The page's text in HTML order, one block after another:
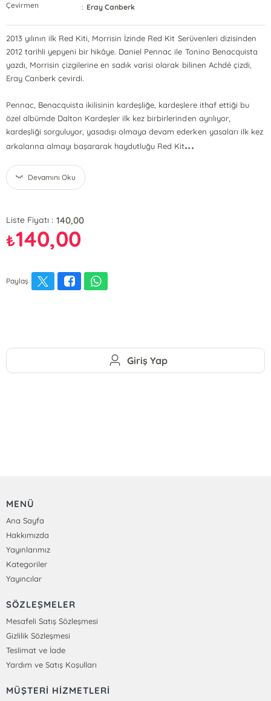
Çevirmen : Eray Canberk
2013 yılının ilk Red Kiti, Morrisin İzinde Red Kit Serüvenleri dizisinden
2012 tarihli yepyeni bir hikâye. Daniel Pennac ile Tonino Benacquista
yazdı, Morrisin çizgilerine en sadık varisi olarak bilinen Achdé çizdi,
Eray Canberk çevirdi.
Pennac, Benacquista ikilisinin kardeşliğe, kardeşlere ithaf ettiği bu
özel albümde Dalton Kardeşler ilk kez birbirlerinden ayrılıyor,
kardeşliği sorguluyor, yasadışı olmaya devam ederken yasaları ilk kez
arkalarına almayı başararak haydutluğu Red Kit...
Devamını Oku
Liste Fiyatı : 140,00
₺140,00
Paylaş
Giriş Yap
MENÜ
Ana Sayfa
Hakkımızda
Yayınlarımız
Kategoriler
Yayıncılar
SÖZLEŞMELER
Mesafeli Satış Sözleşmesi
Gizlilik Sözleşmesi
Teslimat ve İade
Yardım ve Satış Koşulları
MÜŞTERİ HİZMETLERİ